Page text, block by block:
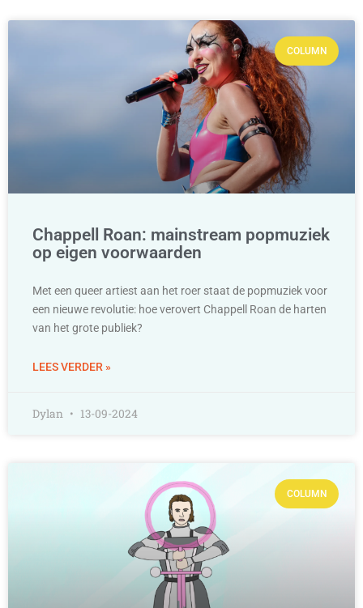
COLUMN
Chappell Roan: mainstream popmuziek
op eigen voorwaarden
Met een queer artiest aan het roer staat de popmuziek voor
een nieuwe revolutie: hoe verovert Chappell Roan de harten
van het grote publiek?
LEES VERDER »
Dylan 13-09-2024
COLUMN